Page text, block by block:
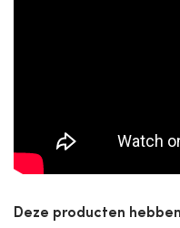
Deze producten